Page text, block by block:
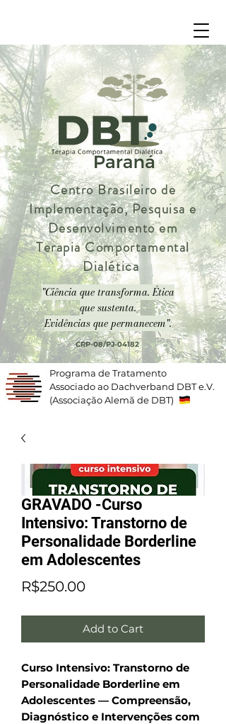
Centro Brasileiro de
Implementação, Pesquisa e
Desenvolvimento em
Terapia Comportamental
Dialética
"Ciência que transforma. Ética
que sustenta.
Evidências que permanecem".
CRP-08/PJ-04182
Programa de Tratamento
Associado ao Dachverband DBT e.V.
(Associação Alemã de DBT)
GRAVADO -Curso
Intensivo: Transtorno de
Personalidade Borderline
em Adolescentes
R$250.00Price
Add to Cart
Curso Intensivo: Transtorno de
Personalidade Borderline em
Adolescentes — Compreensão,
Diagnóstico e Intervenções com